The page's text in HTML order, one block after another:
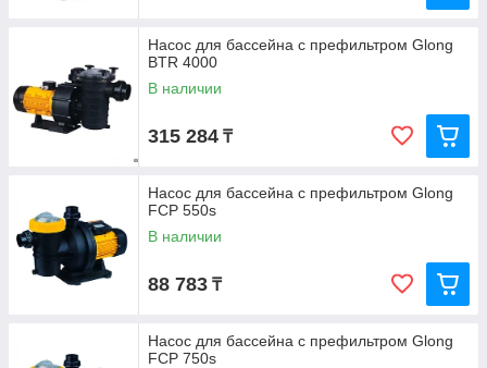
Насос для бассейна с префильтром Glong
BTR 4000
В наличии
315 284 ₸
Насос для бассейна с префильтром Glong
FCP 550s
В наличии
88 783 ₸
Насос для бассейна с префильтром Glong
FCP 750s